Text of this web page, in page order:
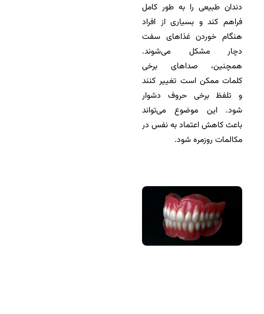
دندان طبیعی را به طور کامل
فراهم کند و بسیاری از افراد
هنگام خوردن غذاهای سفت
دچار مشکل می‌شوند.
همچنین، صداهای برخی
کلمات ممکن است تغییر کنند
و تلفظ برخی حروف دشوار
شود. این موضوع می‌تواند
باعث کاهش اعتماد به نفس در
مکالمات روزمره شود.